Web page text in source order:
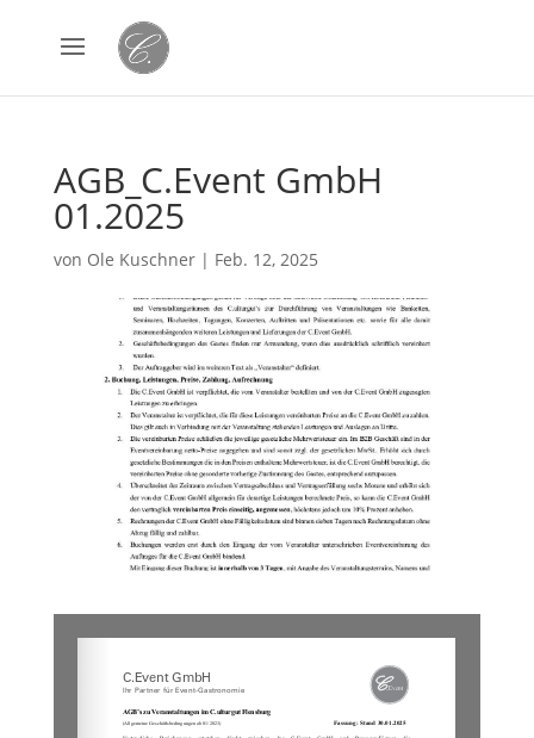
AGB_C.Event GmbH
01.2025
von Ole Kuschner| Feb. 12, 2025